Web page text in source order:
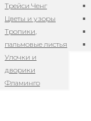
Трейси Ченг
Цветы и узоры
Тропики,
пальмовые листья
Улочки и
дворики
Фламинго